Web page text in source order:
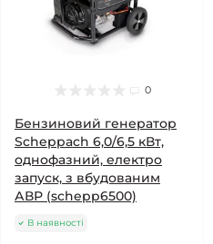
0
Бензиновий генератор
Scheppach 6,0/6,5 кВт,
однофазний, електро
запуск, з вбудованим
АВР (schepp6500)
В наявності